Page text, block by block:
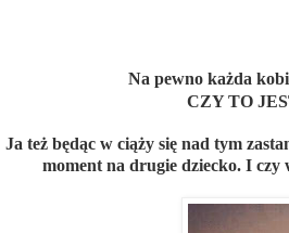
Na pewno każda
CZY TO
Ja też będąc w ciąży się nad tym
moment na drugie dziecko. I czy